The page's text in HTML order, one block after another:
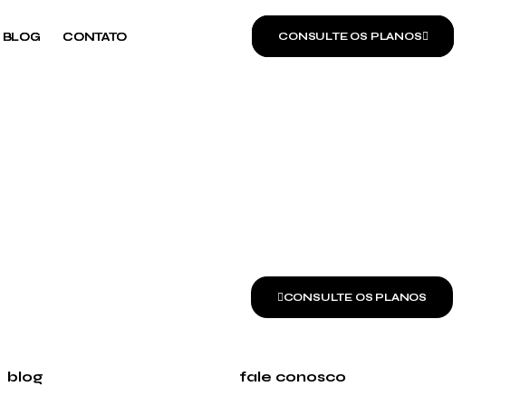
BLOG CONTATO CONSULTE OS PLANOS
BLOG CONTATO CONSULTE OS PLANOS
CONSULTE OS PLANOS
blog fale conosco